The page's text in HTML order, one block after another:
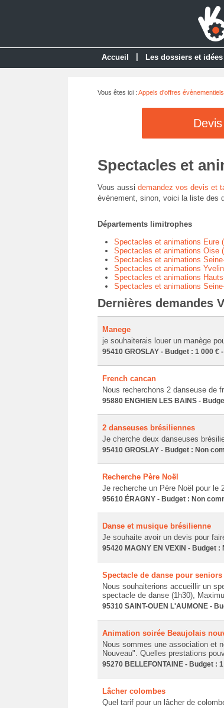
Accueil Les dossiers et idées
Vous êtes ici : Appels d'offres évènementiels
Spectacles et
Vous aussi demandez vos devis et
évènement, sinon, voici la liste des
Départements limitrophes
Spectacles et animations Eure
Spectacles et animations Oise
Spectacles et animations
Spectacles et animations
Spectacles et animations
Spectacles et animations
Dernières demandes
Manege
je souhaiterais louer un manège
95410 GROSLAY - Budget : 1 000 €
French cancan
Nous recherchons 2 danseuse de
95880 ENGHIEN LES BAINS -
2 danseuses brésiliennes
Je cherche deux danseuses
95410 GROSLAY - Budget : Non
Recherche Père Noël
Je recherche un Père Noël pour le
95610 ÉRAGNY - Budget : Non
Danse et musique brésilienne
Je souhaite avoir un devis pour
95420 MAGNY EN VEXIN - Budget
Spectacle de danse pour seniors
Nous souhaiterions accueillir un
spectacle de danse (1h30),
95310 SAINT-OUEN L'AUMONE -
Animation soirée Beaujolais
Nous sommes une association et
Nouveau". Quelles prestations
95270 BELLEFONTAINE - Budget :
Lâcher colombes
Quel tarif pour un lâcher de